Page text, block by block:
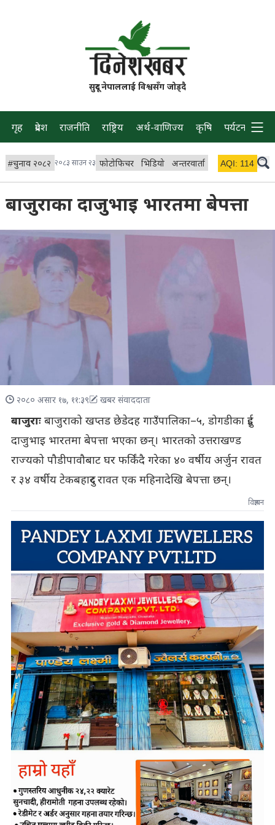
सुदूर नेपाललाई विश्वसँग जोड्दै
गृह प्रदेश राजनीति राष्ट्रिय अर्थ-वाणिज्य कृषि पर्यटन प्रवास
#चुनाव २०८२ २०८३ साउन २३ फोटोफिचर भिडियो अन्तरवार्ता विचार/ब्लग
AQI: 114
बाजुराका दाजुभाइ भारतमा बेपत्ता
२०८० असार १७, ११:३९ खबर संवाददाता
बाजुराःबाजुराको खप्तड छेडेदह गाउँपालिका–५, डोगडीका दुई
दाजुभाइ भारतमा बेपत्ता भएका छन्। भारतको उत्तराखण्ड
राज्यको पौडीपावौबाट घर फर्किंदै गरेका ४० वर्षीय अर्जुन रावत
र ३४ वर्षीय टेकबहादुर रावत एक महिनादेखि बेपत्ता छन्।
विज्ञापन